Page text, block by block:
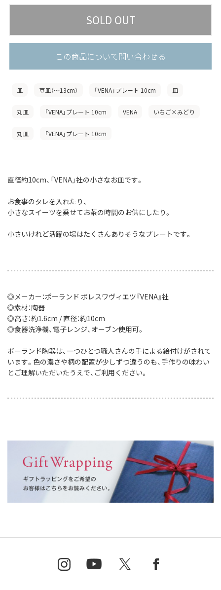
この商品について問い合わせる
皿 豆皿（〜13cm） 「VENA」プレート 10cm 皿
丸皿 「VENA」プレート 10cm VENA いちご×みどり
丸皿 「VENA」プレート 10cm
直径約10cm、「VENA」社の小さなお皿です。
お食事のタレを入れたり、
小さなスイーツを乗せてお茶の時間のお供にしたり。
小さいけれど活躍の場はたくさんありそうなプレートです。
◎メーカー：ポーランド ボレスワヴィエツ『VENA』社
◎素材：陶器
◎高さ：約1.6cm / 直径：約10cm
◎食器洗浄機、電子レンジ、オーブン使用可。
ポーランド陶器は、一つひとつ職人さんの手による絵付けがされて
います。色の濃さや柄の配置が少しずつ違うのも、手作りの味わい
とご理解いただいたうえで、ご利用ください。